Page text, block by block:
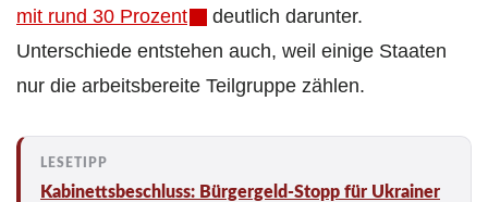
mit rund 30 Prozent
deutlich darunter.
Unterschiede entstehen auch, weil einige Staaten
nur die arbeitsbereite Teilgruppe zählen.
Kabinettsbeschluss: Bürgergeld-Stopp für Ukrainer